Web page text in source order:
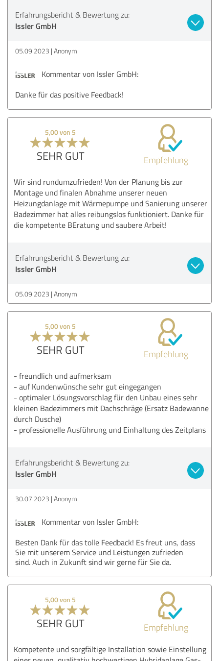
Erfahrungsbericht & Bewertung zu:
Issler GmbH
05.09.2023 Anonym
Kommentar von Issler GmbH:
Danke für das positive Feedback!
5,00 von 5
SEHR GUT Empfehlung
Wir sind rundumzufrieden! Von der Planung bis zur
Montage und finalen Abnahme unserer neuen
Heizungdanlage mit Wärmepumpe und Sanierung unserer
Badezimmer hat alles reibungslos funktioniert. Danke für
die kompetente BEratung und saubere Arbeit!
Erfahrungsbericht & Bewertung zu:
Issler GmbH
05.09.2023 Anonym
5,00 von 5
SEHR GUT Empfehlung
- freundlich und aufmerksam
- auf Kundenwünsche sehr gut eingegangen
- optimaler Lösungsvorschlag für den Unbau eines sehr
kleinen Badezimmers mit Dachschräge (Ersatz Badewanne
durch Dusche)
- professionelle Ausführung und Einhaltung des Zeitplans
Erfahrungsbericht & Bewertung zu:
Issler GmbH
30.07.2023 Anonym
Kommentar von Issler GmbH:
Besten Dank für das tolle Feedback! Es freut uns, dass
Sie mit unserem Service und Leistungen zufrieden
sind. Auch in Zukunft sind wir gerne für Sie da.
5,00 von 5
SEHR GUT Empfehlung
Kompetente und sorgfältige Installation sowie Einstellung